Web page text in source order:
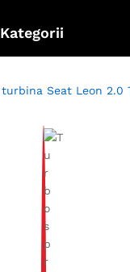
Kategorii